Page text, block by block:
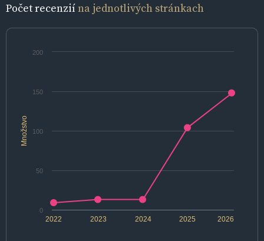
Počet recenziína jednotlivých stránkach
Množstvo
2022 2024 2026
2023 2025
0
50
100
150
200